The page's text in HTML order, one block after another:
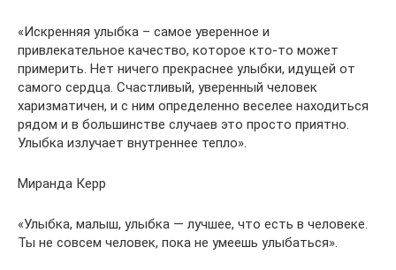
«Искренняя улыбка – самое уверенное и
привлекательное качество, которое кто-то может
примерить. Нет ничего прекраснее улыбки, идущей от
самого сердца. Счастливый, уверенный человек
харизматичен, и с ним определенно веселее находиться
рядом и в большинстве случаев это просто приятно.
Улыбка излучает внутреннее тепло».
Миранда Керр
«Улыбка, малыш, улыбка — лучшее, что есть в человеке.
Ты не совсем человек, пока не умеешь улыбаться».